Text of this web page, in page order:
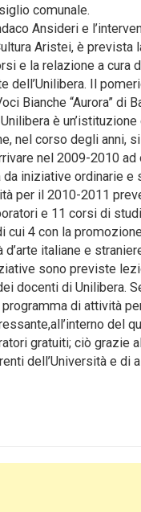
comunale.
Ansideri e
Aristei, è prevista
e la relazione a cura
dell’Unilibera. Il
Bianche “Aurora” di
è un’istituzione
nel corso degli anni,
nel 2009-2010 ad
iniziative ordinarie e
per il 2010-2011
e 11 corsi di
cui 4 con la
italiane e
sono previste
docenti di Unilibera.
di attività
del
gratuiti; ciò grazie
dell’Università e di